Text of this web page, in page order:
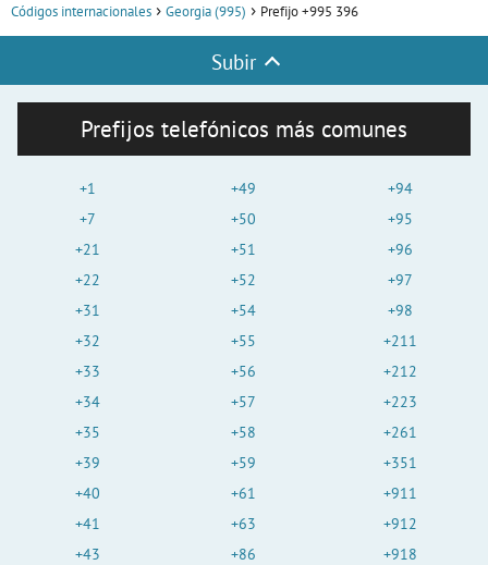
Códigos internacionales Georgia (995) Prefijo +995 396
Subir
Prefijos telefónicos más comunes
+1
+7
+21
+22
+31
+32
+33
+34
+35
+39
+40
+41
+43
+49
+50
+51
+52
+54
+55
+56
+57
+58
+59
+61
+63
+86
+94
+95
+96
+97
+98
+211
+212
+223
+261
+351
+911
+912
+918